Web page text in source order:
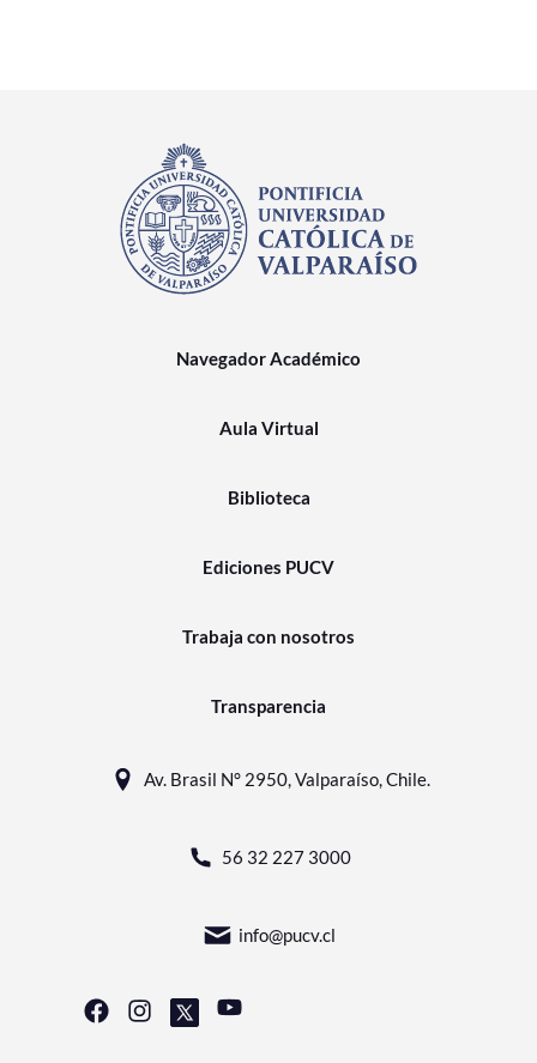
Navegador Académico
Aula Virtual
Biblioteca
Ediciones PUCV
Trabaja con nosotros
Transparencia
Av. Brasil N° 2950, Valparaíso, Chile.
56 32 227 3000
info@pucv.cl